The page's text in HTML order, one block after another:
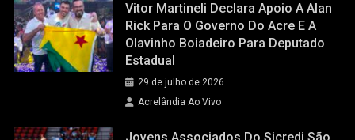
Vitor Martineli Declara Apoio A Alan
Rick Para O Governo Do Acre E A
Olavinho Boiadeiro Para Deputado
Estadual
29 de julho de 2026
Acrelândia Ao Vivo